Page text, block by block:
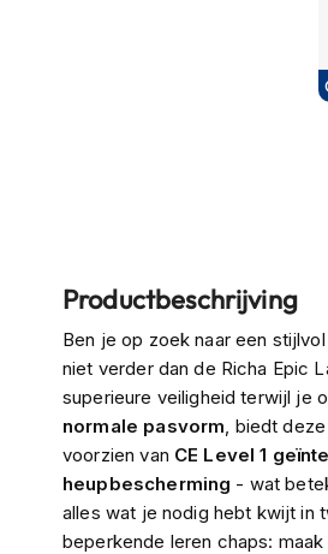
Heren
Dames
scooterhelmen
Kinder
scooterhelmen
Systeemhelmen
Jethelmen
naar
begin
van
de
afbeeldingen-
gallerij
Productbeschrijving
Ben je op zoek naar een
niet verder dan de Richa Epic
superieure veiligheid terwijl je
normale pasvorm, biedt
voorzien van CE Level 1
heupbescherming - wat
alles wat je nodig hebt kwijt in
beperkende leren chaps: